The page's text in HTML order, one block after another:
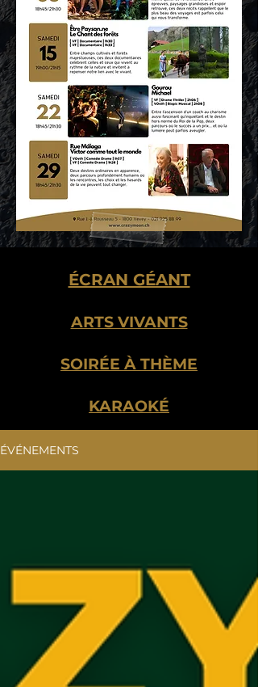
ÉCRAN GÉANT
ARTS VIVANTS
SOIRÉE À THÈME
KARAOKÉ
ÉVÉNEMENTS